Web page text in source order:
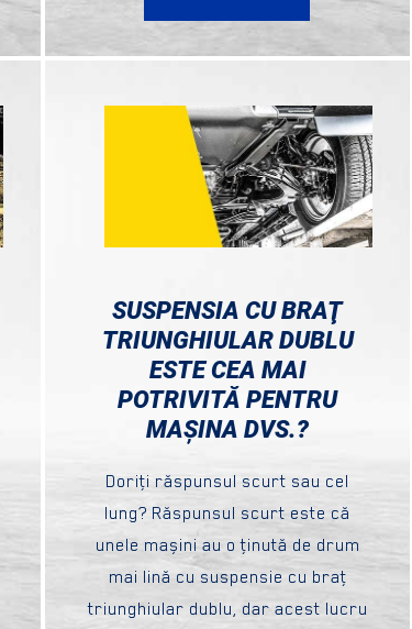
SUSPENSIA CU BRAŢ
TRIUNGHIULAR DUBLU
ESTE CEA MAI
POTRIVITĂ PENTRU
MAȘINA DVS.?
Doriţi răspunsul scurt sau cel
lung? Răspunsul scurt este că
unele mașini au o ţinută de drum
mai lină cu suspensie cu braţ
triunghiular dublu, dar acest lucru